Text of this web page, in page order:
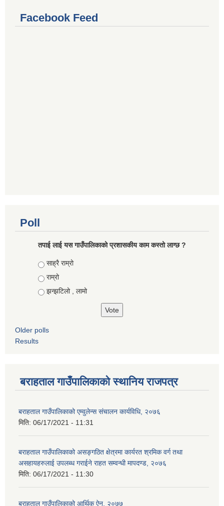
Facebook Feed
Poll
तपाई लाई यस गाउँपालिकाको प्रशासकीय काम कस्तो लाग्छ ?
Choices
साह्रै राम्रो
राम्रो
झन्झटिलो , लामो
Older polls
Results
बराहताल गाउँपालिकाको स्थानिय राजपत्र
बराहताल गाउँपालिकाको एम्वुलेन्स संचालन कार्यविधि, २०७६
मिति: 06/17/2021 - 11:31
बराहताल गाउँपालिकाको असङ्गठित क्षेत्रमा कार्यरत श्रमिक वर्ग तथा
असहायहरुलाई उपलब्ध गराईने राहत सम्वन्धी मापदण्ड, २०७६
मिति: 06/17/2021 - 11:30
बराहताल गाउँपालिकाको आर्थिक ऐन, २०७७